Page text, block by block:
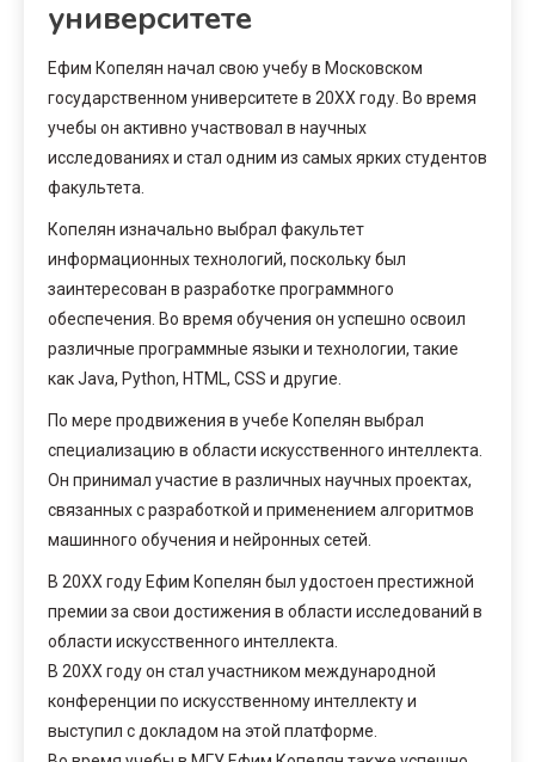
университете
Ефим Копелян начал свою учебу в Московском
государственном университете в 20XX году. Во время
учебы он активно участвовал в научных
исследованиях и стал одним из самых ярких студентов
факультета.
Копелян изначально выбрал факультет
информационных технологий, поскольку был
заинтересован в разработке программного
обеспечения. Во время обучения он успешно освоил
различные программные языки и технологии, такие
как Java, Python, HTML, CSS и другие.
По мере продвижения в учебе Копелян выбрал
специализацию в области искусственного интеллекта.
Он принимал участие в различных научных проектах,
связанных с разработкой и применением алгоритмов
машинного обучения и нейронных сетей.
В 20XX году Ефим Копелян был удостоен престижной
премии за свои достижения в области исследований в
области искусственного интеллекта.
В 20XX году он стал участником международной
конференции по искусственному интеллекту и
выступил с докладом на этой платформе.